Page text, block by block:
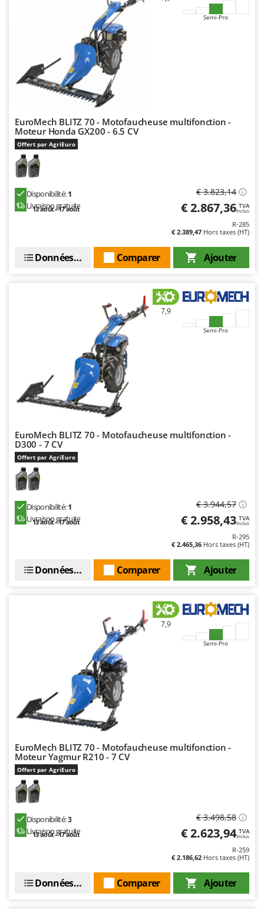
Zanon
Zephir
Zodiac
Zomax
Semi-Pro
EuroMech BLITZ 70 - Motofaucheuse multifonction -
Moteur Honda GX200 - 6.5 CV
Offert par AgriEuro
Disponibilité:1
Livraison gratuite
13 août - 17 août
€ 3.823,14
€ 2.867,36 TVA
Inclus
R-285
€ 2.389,47 Hors taxes (HT)
Ajouter
Comparer
Données techniques
7,9
Semi-Pro
EuroMech BLITZ 70 - Motofaucheuse multifonction -
D300 - 7 CV
Offert par AgriEuro
Disponibilité:1
Livraison gratuite
13 août - 17 août
€ 3.944,57
€ 2.958,43 TVA
Inclus
R-295
€ 2.465,36 Hors taxes (HT)
Ajouter
Comparer
Données techniques
7,9
Semi-Pro
EuroMech BLITZ 70 - Motofaucheuse multifonction -
Moteur Yagmur R210 - 7 CV
Offert par AgriEuro
Disponibilité:3
Livraison gratuite
13 août - 17 août
€ 3.498,58
€ 2.623,94 TVA
Inclus
R-259
€ 2.186,62 Hors taxes (HT)
Ajouter
Comparer
Données techniques